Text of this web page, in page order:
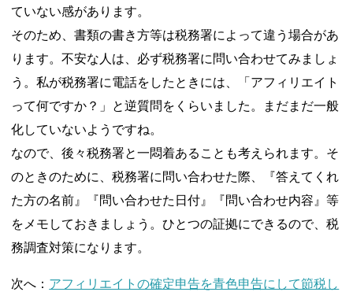
ていない感があります。
そのため、書類の書き方等は税務署によって違う場合があ
ります。不安な人は、必ず税務署に問い合わせてみましょ
う。私が税務署に電話をしたときには、「アフィリエイト
って何ですか？」と逆質問をくらいました。まだまだ一般
化していないようですね。
なので、後々税務署と一悶着あることも考えられます。そ
のときのために、税務署に問い合わせた際、『答えてくれ
た方の名前』『問い合わせた日付』『問い合わせ内容』等
をメモしておきましょう。ひとつの証拠にできるので、税
務調査対策になります。
次へ： アフィリエイトの確定申告を青色申告にして節税し